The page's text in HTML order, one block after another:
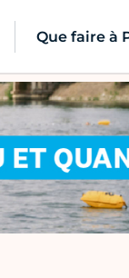
Que faire à